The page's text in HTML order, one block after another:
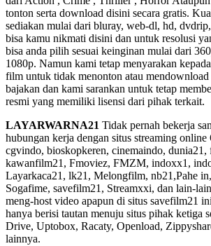
tonton serta download disini secara gratis.
sediakan mulai dari bluray, web-dl, hd,
bisa kamu nikmati disini dan untuk resolusi
bisa anda pilih sesuai keinginan mulai dari
1080p. Namun kami tetap menyarakan
film untuk tidak menonton atau
bajakan dan kami sarankan untuk tetap
resmi yang memiliki lisensi dari pihak terkait.
LAYARWARNA21 Tidak pernah bekerja
hubungan kerja dengan situs streaming online
cgvindo, bioskopkeren, cinemaindo, dunia21,
kawanfilm21, Fmoviez, FMZM, indoxx1,
Layarkaca21, lk21, Melongfilm, nb21,Pahe
Sogafime, savefilm21, Streamxxi, dan lain-
meng-host video apapun di situs savefilm21
hanya berisi tautan menuju situs pihak ketiga
Drive, Uptobox, Racaty, Openload,
lainnya.